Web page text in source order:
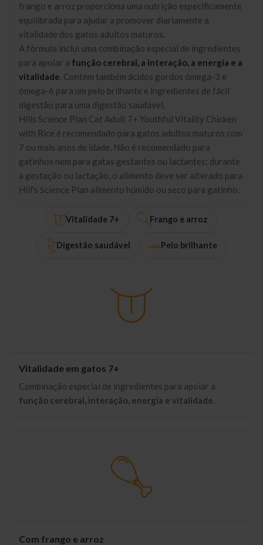
frango e arroz proporciona uma nutrição especificamente
equilibrada para ajudar a promover diariamente a
vitalidade dos gatos adultos maturos.
A fórmula inclui uma combinação especial de ingredientes
para apoiar a função cerebral, a interação, a energia e a
vitalidade. Contém também ácidos gordos ómega-3 e
ómega-6 para um pelo brilhante e ingredientes de fácil
digestão para uma digestão saudável.
Hills Science Plan Cat Adult 7+ Youthful Vitality Chicken
with Rice é recomendado para gatos adultos maturos com
7 ou mais anos de idade. Não é recomendado para
gatinhos nem para gatas gestantes ou lactantes; durante
a gestação ou lactação, o alimento deve ser alterado para
Hill's Science Plan alimento húmido ou seco para gatinho.
Vitalidade 7+ Frango e arroz
Digestão saudável Pelo brilhante
Vitalidade em gatos 7+
Combinação especial de ingredientes para apoiar a
função cerebral, interação, energia e vitalidade.
Com frango e arroz